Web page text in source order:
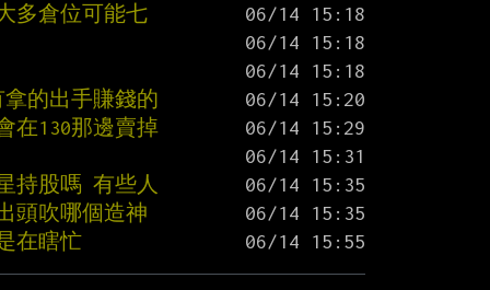
多倉位可能七
的出手賺錢的
在130那邊賣掉
持股嗎 有些人
頭吹哪個造神
在瞎忙